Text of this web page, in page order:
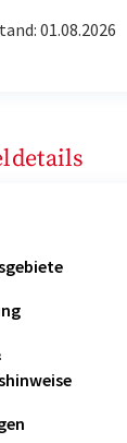
01.08.2026